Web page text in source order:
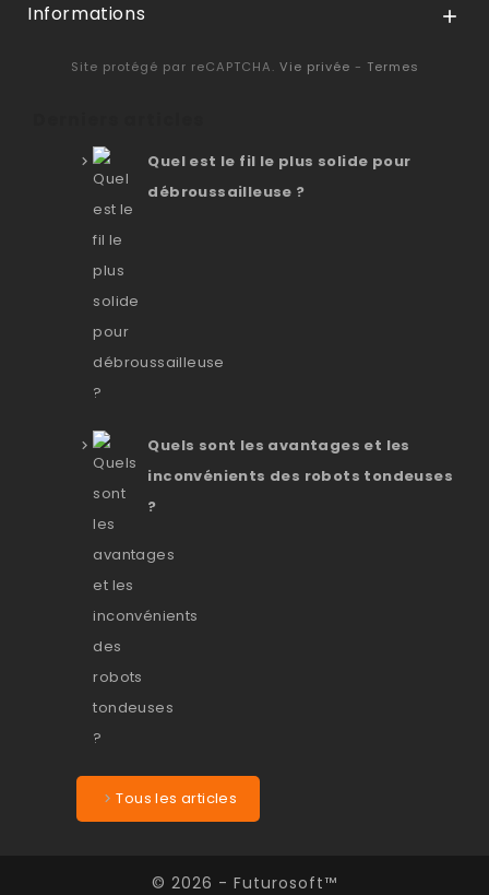
Informations 
Site protégé par reCAPTCHA. Vie privée - Termes
Quel est le fil le plus solide pour
débroussailleuse ?
Quels sont les avantages et les
inconvénients des robots tondeuses
?
Tous les articles
© 2026 - Futurosoft™